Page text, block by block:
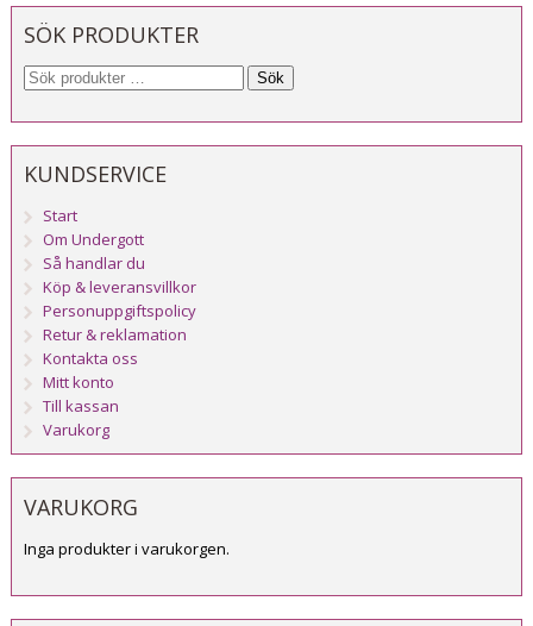
SÖK PRODUKTER
Sök
KUNDSERVICE
Start
Om Undergott
Så handlar du
Köp & leveransvillkor
Personuppgiftspolicy
Retur & reklamation
Kontakta oss
Mitt konto
Till kassan
Varukorg
VARUKORG
Inga produkter i varukorgen.